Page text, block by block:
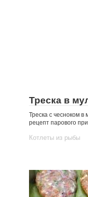
Треска в
Треска с чесноком
рецепт парового
Котлеты из рыбы